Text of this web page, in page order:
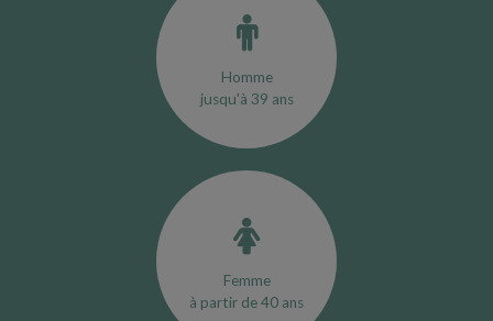
Homme
jusqu'à 39 ans
Femme
à partir de 40 ans